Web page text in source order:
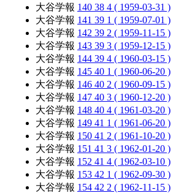
大谷学報 140 38 4 ( 1959-03-31 )
大谷学報 141 39 1 ( 1959-07-01 )
大谷学報 142 39 2 ( 1959-11-15 )
大谷学報 143 39 3 ( 1959-12-15 )
大谷学報 144 39 4 ( 1960-03-15 )
大谷学報 145 40 1 ( 1960-06-20 )
大谷学報 146 40 2 ( 1960-09-15 )
大谷学報 147 40 3 ( 1960-12-20 )
大谷学報 148 40 4 ( 1961-03-20 )
大谷学報 149 41 1 ( 1961-06-20 )
大谷学報 150 41 2 ( 1961-10-20 )
大谷学報 151 41 3 ( 1962-01-20 )
大谷学報 152 41 4 ( 1962-03-10 )
大谷学報 153 42 1 ( 1962-09-30 )
大谷学報 154 42 2 ( 1962-11-15 )